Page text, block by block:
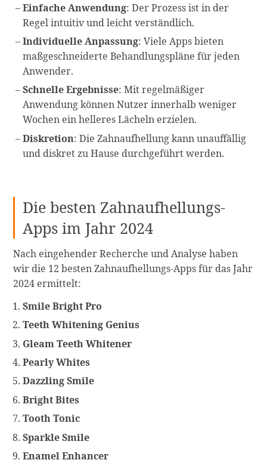
Einfache Anwendung: Der Prozess ist in der
Regel intuitiv und leicht verständlich.
Individuelle Anpassung: Viele Apps bieten
maßgeschneiderte Behandlungspläne für jeden
Anwender.
Schnelle Ergebnisse: Mit regelmäßiger
Anwendung können Nutzer innerhalb weniger
Wochen ein helleres Lächeln erzielen.
Diskretion: Die Zahnaufhellung kann unauffällig
und diskret zu Hause durchgeführt werden.
Die besten Zahnaufhellungs-
Apps im Jahr 2024
Nach eingehender Recherche und Analyse haben
wir die 12 besten Zahnaufhellungs-Apps für das Jahr
2024 ermittelt:
Smile Bright Pro
Teeth Whitening Genius
Gleam Teeth Whitener
Pearly Whites
Dazzling Smile
Bright Bites
Tooth Tonic
Sparkle Smile
Enamel Enhancer